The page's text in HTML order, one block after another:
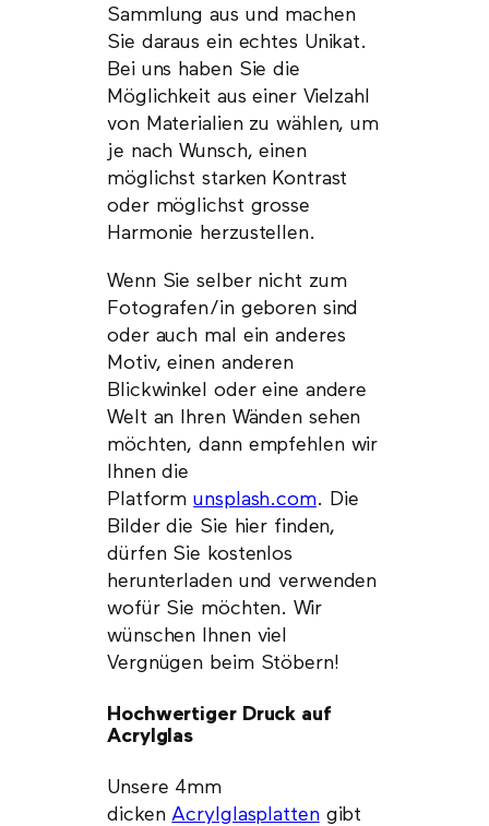
Sammlung aus und machen
Sie daraus ein echtes Unikat.
Bei uns haben Sie die
Möglichkeit aus einer Vielzahl
von Materialien zu wählen, um
je nach Wunsch, einen
möglichst starken Kontrast
oder möglichst grosse
Harmonie herzustellen.
Wenn Sie selber nicht zum
Fotografen/in geboren sind
oder auch mal ein anderes
Motiv, einen anderen
Blickwinkel oder eine andere
Welt an Ihren Wänden sehen
möchten, dann empfehlen wir
Ihnen die
Platformunsplash.com. Die
Bilder die Sie hier finden,
dürfen Sie kostenlos
herunterladen und verwenden
wofür Sie möchten. Wir
wünschen Ihnen viel
Vergnügen beim Stöbern!
Hochwertiger Druck auf
Acrylglas
Unsere 4mm
dickenAcrylglasplattengibt